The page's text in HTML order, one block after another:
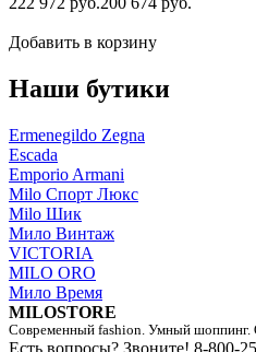
Добавить в корзину
Наши бутики
Ermenegildo Zegna
Escada
Emporio Armani
Milo Спорт Люкс
Milo Шик
Мило Винтаж
VICTORIA
MILO ORO
Мило Время
MILOSTORE
Современный fashion. Умный шоппинг.
Есть вопросы? Звоните! 8-800-